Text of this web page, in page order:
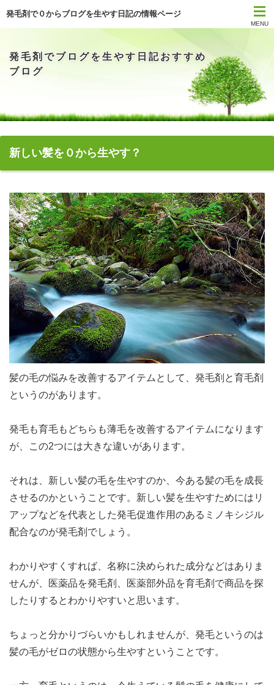
発毛剤で０からブログを生やす日記の情報ページ
MENU
おすすめ
半年間使用
抜け毛
アーカイブ
投稿記事
発毛剤でブログを生やす日記おすすめ
ブログ
新しい髪を０から生やす？
髪の毛の悩みを改善するアイテムとして、発毛剤と育毛剤
というのがあります。
発毛も育毛もどちらも薄毛を改善するアイテムになります
が、この2つには大きな違いがあります。
それは、新しい髪の毛を生やすのか、今ある髪の毛を成長
させるのかということです。新しい髪を生やすためにはリ
アップなどを代表とした発毛促進作用のあるミノキシジル
配合なのが発毛剤でしょう。
わかりやすくすれば、名称に決められた成分などはありま
せんが、医薬品を発毛剤、医薬部外品を育毛剤で商品を探
したりするとわかりやすいと思います。
ちょっと分かりづらいかもしれませんが、発毛というのは
髪の毛がゼロの状態から生やすということです。